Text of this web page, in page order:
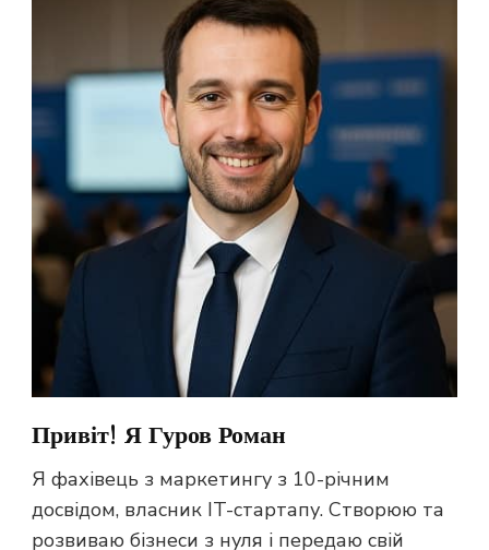
Привіт! Я Гуров Роман
Я фахівець з маркетингу з 10-річним
досвідом, власник IT-стартапу. Створюю та
розвиваю бізнеси з нуля і передаю свій